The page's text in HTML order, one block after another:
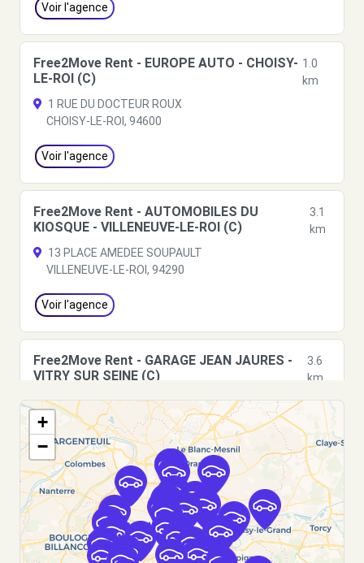
Voir l'agence
Free2Move Rent - EUROPE AUTO - CHOISY-
LE-ROI (C)
1.0
km
1 RUE DU DOCTEUR ROUX
CHOISY-LE-ROI, 94600
Voir l'agence
Free2Move Rent - AUTOMOBILES DU
KIOSQUE - VILLENEUVE-LE-ROI (C)
3.1
km
13 PLACE AMEDEE SOUPAULT
VILLENEUVE-LE-ROI, 94290
Voir l'agence
Free2Move Rent - GARAGE JEAN JAURES -
VITRY SUR SEINE (C)
3.6
km
58 AVENUE JEAN JAURES
VITRY SUR SEINE, 94400
Voir l'agence
Free2move Rent - DS STORE CRETEIL -
CRETEIL (DS)
km
89 AVENUE DU GENERAL DE GAULLE
+
−